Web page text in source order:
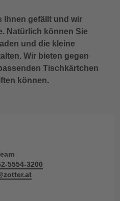
Ihnen gefällt und wir
Natürlich können Sie
und die kleine
Wir bieten gegen
Tischkärtchen
können.
5554-3200